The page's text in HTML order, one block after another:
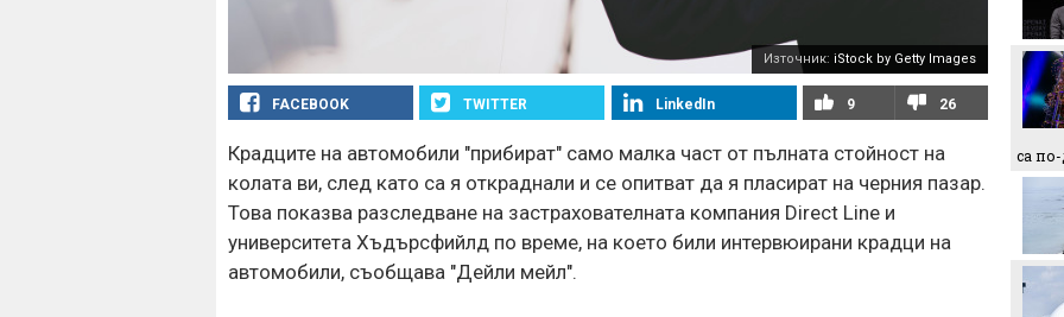
Източник: iStock by Getty Images
FACEBOOK TWITTER LinkedIn 9 26
Крадците на автомобили "прибират" само малка част от пълната стойност на
колата ви, след като са я откраднали и се опитват да я пласират на черния пазар.
Това показва разследване на застрахователната компания Direct Line и
университета Хъдърсфийлд по време, на което били интервюирани крадци на
автомобили, съобщава "Дейли мейл".
Трудният съперник на
ЦСКА - що за отбор е
Макаби Тел Авив?
Левски харесал
конференциите, но се
разминал с трансфер
Стотици посрещнаха
Мохамед Салах в Турция
са